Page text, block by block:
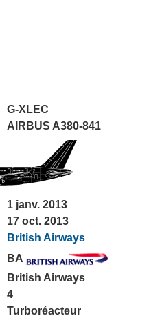
G-XLEC
AIRBUS A380-841
1 janv. 2013
17 oct. 2013
British Airways
BA
British Airways
4
Turboréacteur